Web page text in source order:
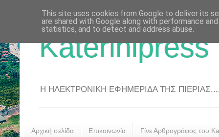
Katerinipress
Η ΗΛΕΚΤΡΟΝΙΚΗ ΕΦΗΜΕΡΙΔΑ ΤΗΣ
Αρχική σελίδα Επικοινωνία Γίνε Αρθρογράφος του
This site uses cookies from Google to deliver its
are shared with Google along with performance
statistics, and to detect and address abuse.